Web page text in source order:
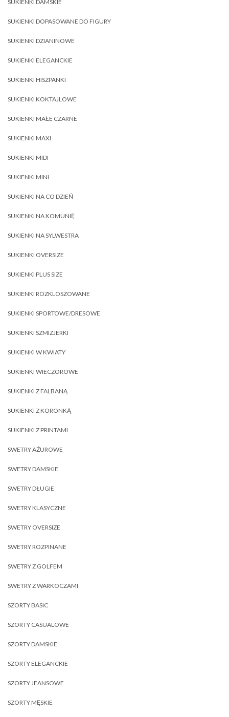
SUKIENKI DAMSKIE
SUKIENKI DOPASOWANE DO FIGURY
SUKIENKI DZIANINOWE
SUKIENKI ELEGANCKIE
SUKIENKI HISZPANKI
SUKIENKI KOKTAJLOWE
SUKIENKI MAŁE CZARNE
SUKIENKI MAXI
SUKIENKI MIDI
SUKIENKI MINI
SUKIENKI NA CO DZIEŃ
SUKIENKI NA KOMUNIĘ
SUKIENKI NA SYLWESTRA
SUKIENKI OVERSIZE
SUKIENKI PLUS SIZE
SUKIENKI ROZKLOSZOWANE
SUKIENKI SPORTOWE/DRESOWE
SUKIENKI SZMIZJERKI
SUKIENKI W KWIATY
SUKIENKI WIECZOROWE
SUKIENKI Z FALBANĄ
SUKIENKI Z KORONKĄ
SUKIENKI Z PRINTAMI
SWETRY AŻUROWE
SWETRY DAMSKIE
SWETRY DŁUGIE
SWETRY KLASYCZNE
SWETRY OVERSIZE
SWETRY ROZPINANE
SWETRY Z GOLFEM
SWETRY Z WARKOCZAMI
SZORTY BASIC
SZORTY CASUALOWE
SZORTY DAMSKIE
SZORTY ELEGANCKIE
SZORTY JEANSOWE
SZORTY MĘSKIE